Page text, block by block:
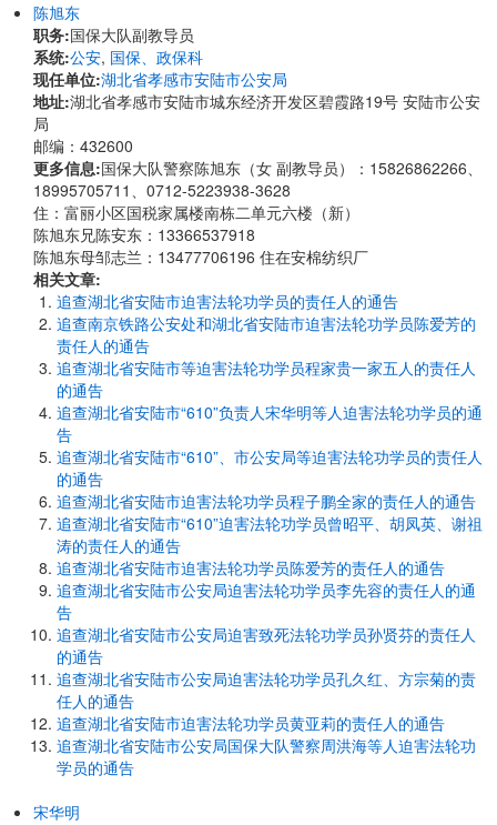
陈旭东
职务:国保大队副教导员
系统:公安, 国保、政保科
现任单位:湖北省孝感市安陆市公安局
地址:湖北省孝感市安陆市城东经济开发区碧霞路19号 安陆市公安
局
邮编：432600
更多信息:国保大队警察陈旭东（女 副教导员）：15826862266、
18995705711、0712-5223938-3628
住：富丽小区国税家属楼南栋二单元六楼（新）
陈旭东兄陈安东：13366537918
陈旭东母邹志兰：13477706196 住在安棉纺织厂
相关文章:
追查湖北省安陆市迫害法轮功学员的责任人的通告
追查南京铁路公安处和湖北省安陆市迫害法轮功学员陈爱芳的
责任人的通告
追查湖北省安陆市等迫害法轮功学员程家贵一家五人的责任人
的通告
追查湖北省安陆市“610”负责人宋华明等人迫害法轮功学员的通
告
追查湖北省安陆市“610”、市公安局等迫害法轮功学员的责任人
的通告
追查湖北省安陆市迫害法轮功学员程子鹏全家的责任人的通告
追查湖北省安陆市“610”迫害法轮功学员曾昭平、胡凤英、谢祖
涛的责任人的通告
追查湖北省安陆市迫害法轮功学员陈爱芳的责任人的通告
追查湖北省安陆市公安局迫害法轮功学员李先容的责任人的通
告
追查湖北省安陆市公安局迫害致死法轮功学员孙贤芬的责任人
的通告
追查湖北省安陆市公安局迫害法轮功学员孔久红、方宗菊的责
任人的通告
追查湖北省安陆市迫害法轮功学员黄亚莉的责任人的通告
追查湖北省安陆市公安局国保大队警察周洪海等人迫害法轮功
学员的通告
宋华明